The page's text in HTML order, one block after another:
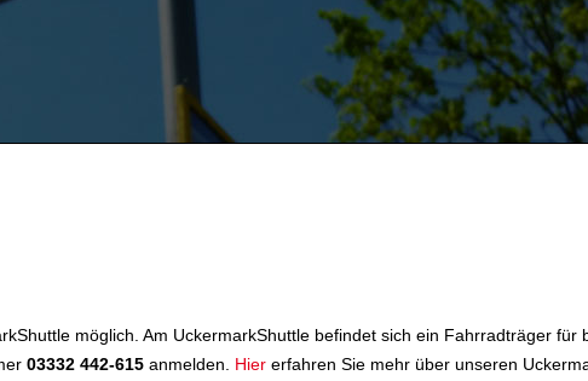
möglich. Am UckermarkShuttle befindet sich ein Fahrradträger für
03332 442-615 anmelden. Hier erfahren Sie mehr über unseren